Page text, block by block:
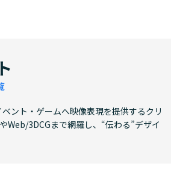
ント・ゲームへ映像表現を提供するクリ
Web/3DCGまで網羅し、“伝わる”デザイ